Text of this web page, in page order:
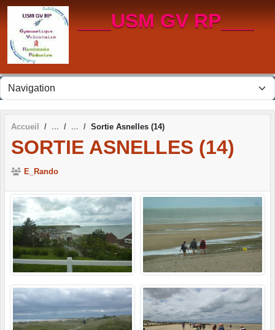
___USM GV RP___
Accueil Sortie Asnelles (14)
SORTIE ASNELLES (14)
E_Rando
Panneau de gestion des cookies